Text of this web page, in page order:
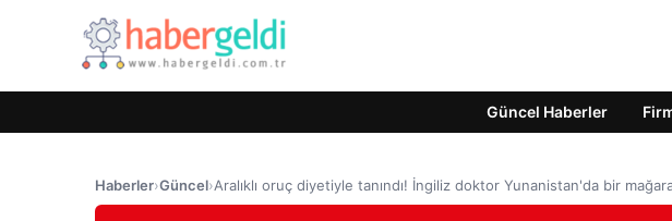
Güncel Haberler
Haberler›Güncel›Aralıklı oruç diyetiyle tanındı! İngiliz doktor Yunanistan'da bir